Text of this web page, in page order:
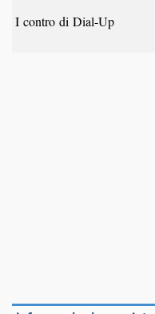
I contro di Dial-Up